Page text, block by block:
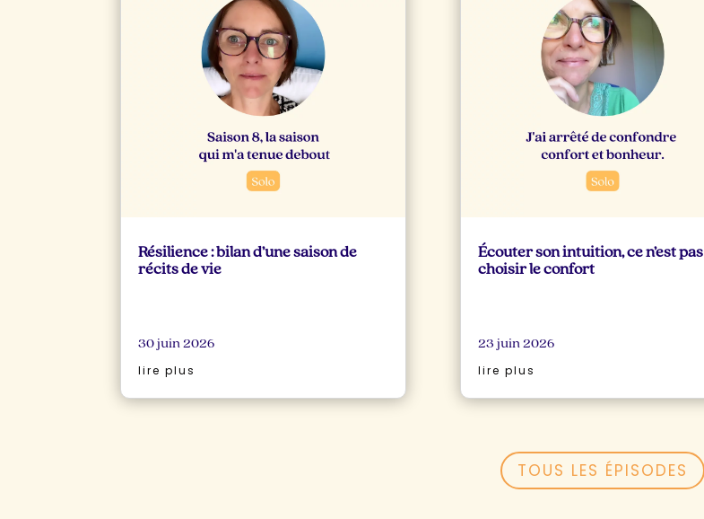
Résilience : bilan d’une saison de
récits de vie
30 juin 2026
lire plus
Écouter son intuition, ce n’est pas
choisir le confort
23 juin 2026
lire plus
TOUS LES ÉPISODES